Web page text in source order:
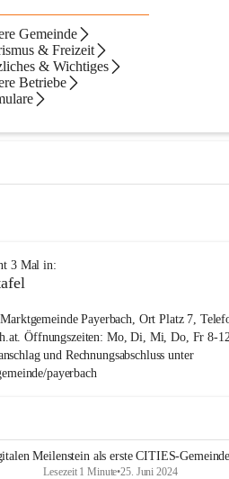
Gemeinde
& Freizeit
& Wichtiges
Betriebe
Dateien
3Mal in:
Payerbach, Ort Platz 7,
Öffnungszeiten: Mo, Di, Mi, Do, Fr 8-
und Rechnungsabschluss unter
payerbach
Meilenstein als erste CITIES-
Lesezeit 1 Minute•25. Juni 2024